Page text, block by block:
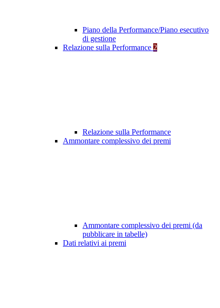
Piano della Performance/Piano esecutivo
di gestione
Relazione sulla Performance 2
Relazione sulla Performance
Ammontare complessivo dei premi
Ammontare complessivo dei premi (da
pubblicare in tabelle)
Dati relativi ai premi